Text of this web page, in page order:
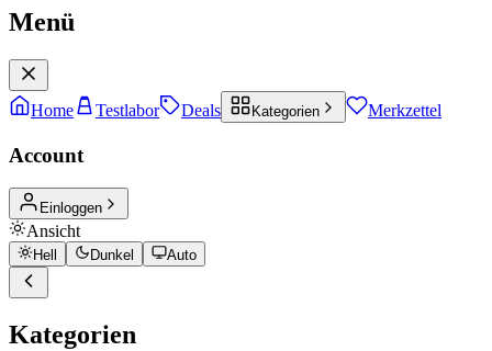
Menü
Home Testlabor Deals Kategorien Merkzettel
Account
Einloggen
Ansicht
Hell Dunkel Auto
Kategorien